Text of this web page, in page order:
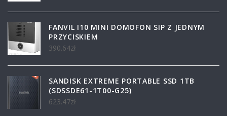
FANVIL I10 MINI DOMOFON SIP Z JEDNYM
PRZYCISKIEM
390.64zł
SANDISK EXTREME PORTABLE SSD 1TB
(SDSSDE61-1T00-G25)
623.47zł